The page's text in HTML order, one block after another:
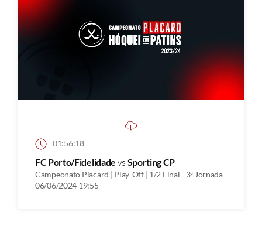
01:56:18
FC Porto/Fidelidade vs Sporting CP
Campeonato Placard | Play-Off | 1/2 Final - 3ª Jornada
06/06/2024 19:55